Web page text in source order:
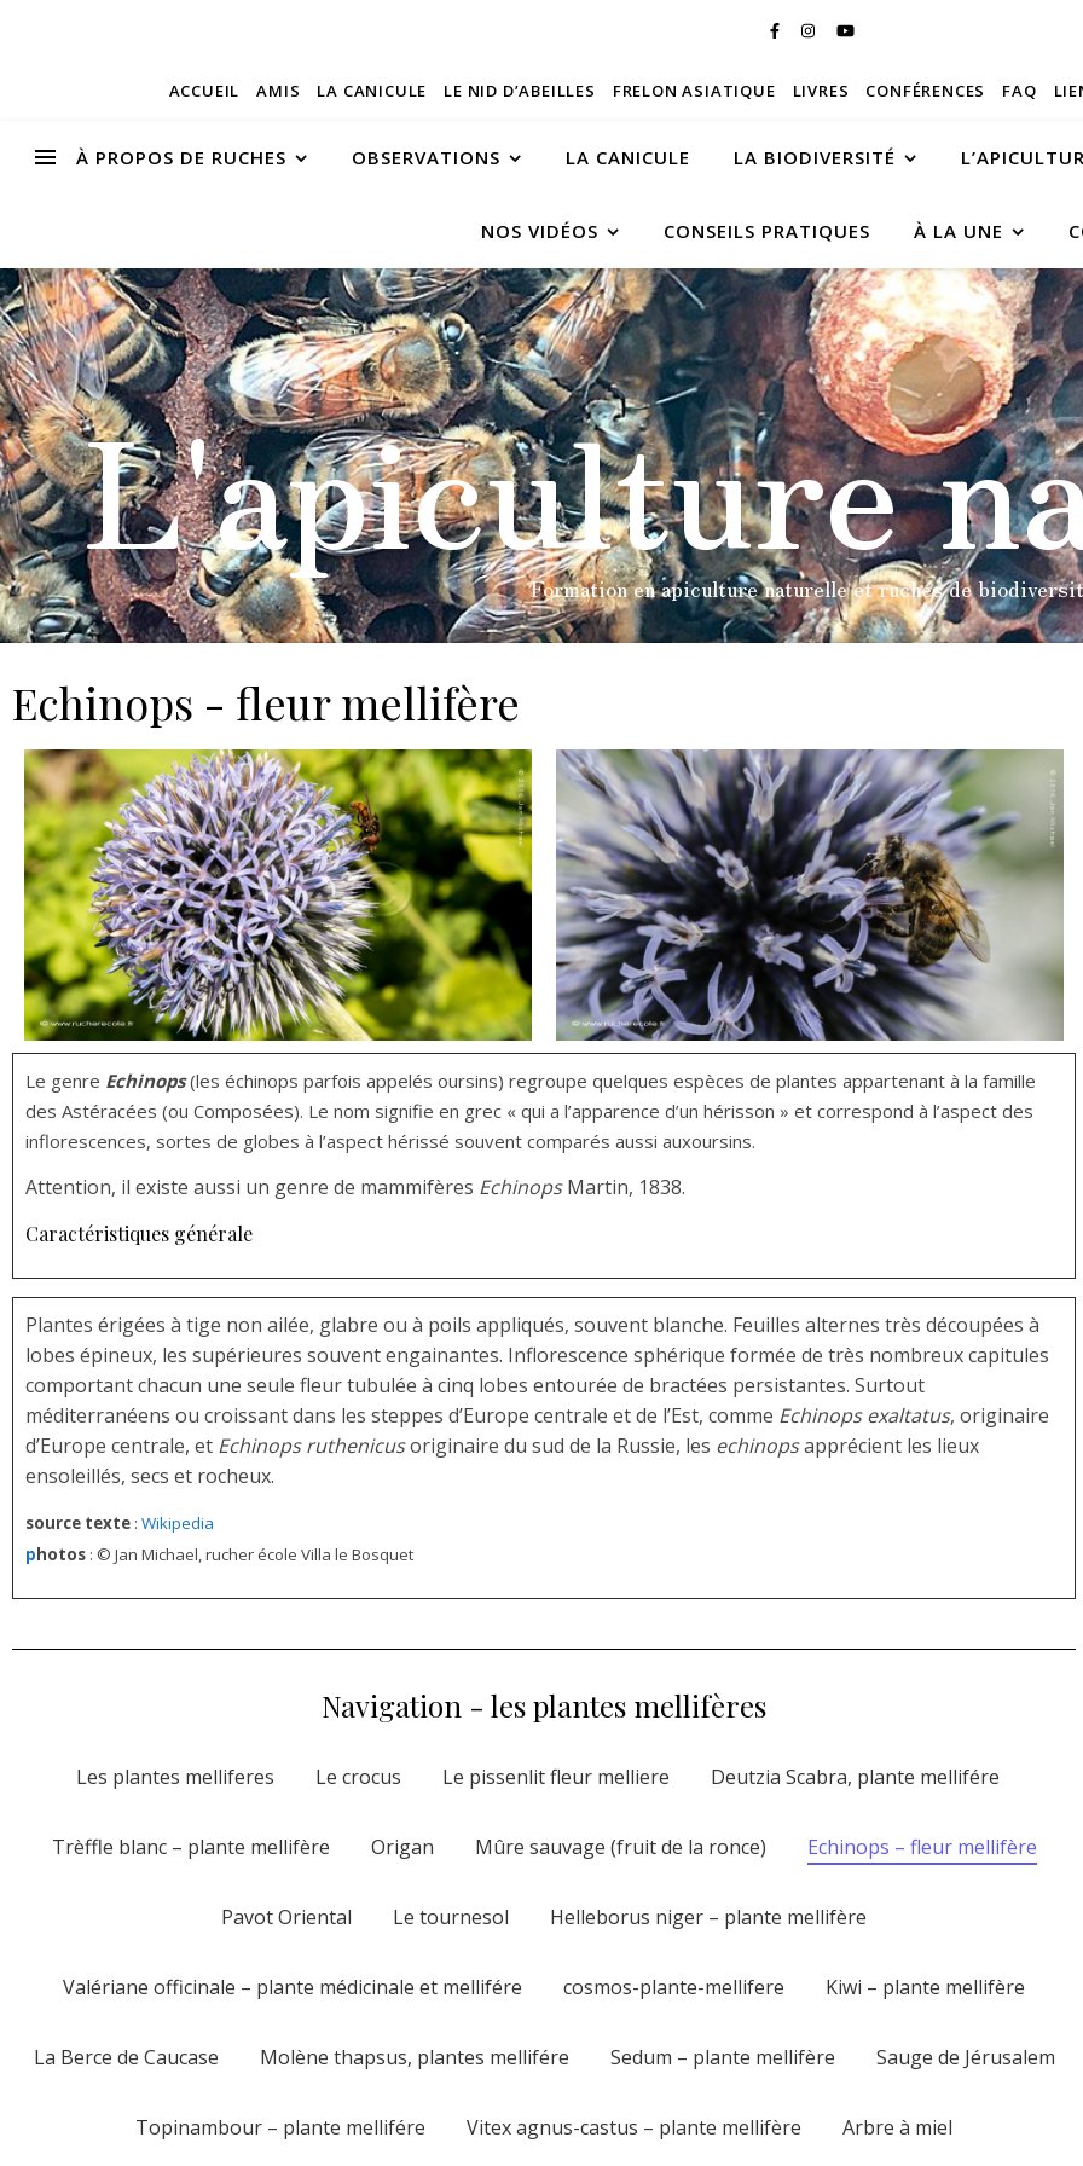
ACCUEIL AMIS LA CANICULE LE NID D’ABEILLES FRELON ASIATIQUE LIVRES CONFÉRENCES FAQ
À PROPOS DE RUCHES OBSERVATIONS LA CANICULE LA BIODIVERSITÉ
NOS VIDÉOS CONSEILS PRATIQUES À LA UNE
L'apiculture
Formation en apiculture naturelle et ruches de
Echinops - fleur mellifère
Le genre Echinops(les échinops parfois appelés oursins) regroupe quelques espèces de plantes appartenant à la famille
des Astéracées (ou Composées). Le nom signifie en grec « qui a l’apparence d’un hérisson » et correspond à l’aspect des
inflorescences, sortes de globes à l’aspect hérissé souvent comparés aussi auxoursins.
Attention, il existe aussi un genre de mammifères EchinopsMartin, 1838.
Caractéristiques générale
Plantes érigées à tige non ailée, glabre ou à poils appliqués, souvent blanche. Feuilles alternes très découpées à
lobes épineux, les supérieures souvent engainantes. Inflorescence sphérique formée de très nombreux capitules
comportant chacun une seule fleur tubulée à cinq lobes entourée de bractées persistantes. Surtout
méditerranéens ou croissant dans les steppes d’Europe centrale et de l’Est, comme Echinops exaltatus, originaire
d’Europe centrale, et Echinops ruthenicusoriginaire du sud de la Russie, les echinopsapprécient les lieux
ensoleillés, secs et rocheux.
source texte : Wikipedia
photos : © Jan Michael, rucher école Villa le Bosquet
Navigation - les plantes mellifères
Les plantes melliferes Le crocus Le pissenlit fleur melliere Deutzia Scabra, plante mellifére
Trèffle blanc – plante mellifère Origan Mûre sauvage (fruit de la ronce) Echinops – fleur mellifère
Pavot Oriental Le tournesol Helleborus niger – plante mellifère
Valériane officinale – plante médicinale et mellifére cosmos-plante-mellifere Kiwi – plante mellifère
La Berce de Caucase Molène thapsus, plantes mellifére Sedum – plante mellifère Sauge de Jérusalem
Topinambour – plante mellifére Vitex agnus-castus – plante mellifère Arbre à miel